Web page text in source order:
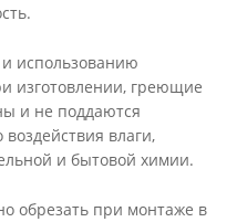
использованию
изготовлении, греющие
и не поддаются
влаги,
и бытовой химии.
при монтаже в